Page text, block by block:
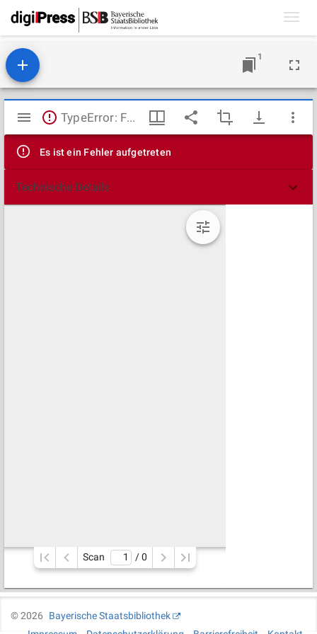
1
Mirador
Viewer
TypeError: Failed to fetch
Es ist ein Fehler aufgetreten
Technische Details
Scan / 0
©2026
Bayerische Staatsbibliothek